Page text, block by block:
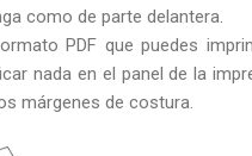
como de parte delantera.
PDF que puedes
nada en el panel de la
márgenes de costura.